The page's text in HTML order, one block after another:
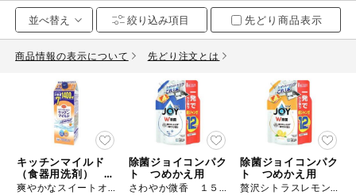
お気に入り注文
注文履歴注文
WEBカタログ
先着限定から探す
豆腐・納豆・
こんにゃく
冷凍食品
ミールキット
など
カテゴリ
特価情報
アレルゲン情報
先どり商品表示
商品情報の表示について 先どり注文とは
キッチンマイルド
（食器用洗剤） つ
めかえ用
爽やかなスイートオレンジの香り（微香性） １４００ｍＬ
除菌ジョイコンパク
ト つめかえ用
さわやか微香 １５５０ｍＬ
除菌ジョイコンパク
ト つめかえ用
贅沢シトラスレモンの香り １５５０ｍＬ